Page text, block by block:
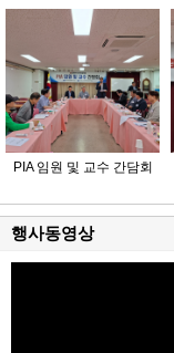
PIA 임원 및 교수 간담회
행사동영상